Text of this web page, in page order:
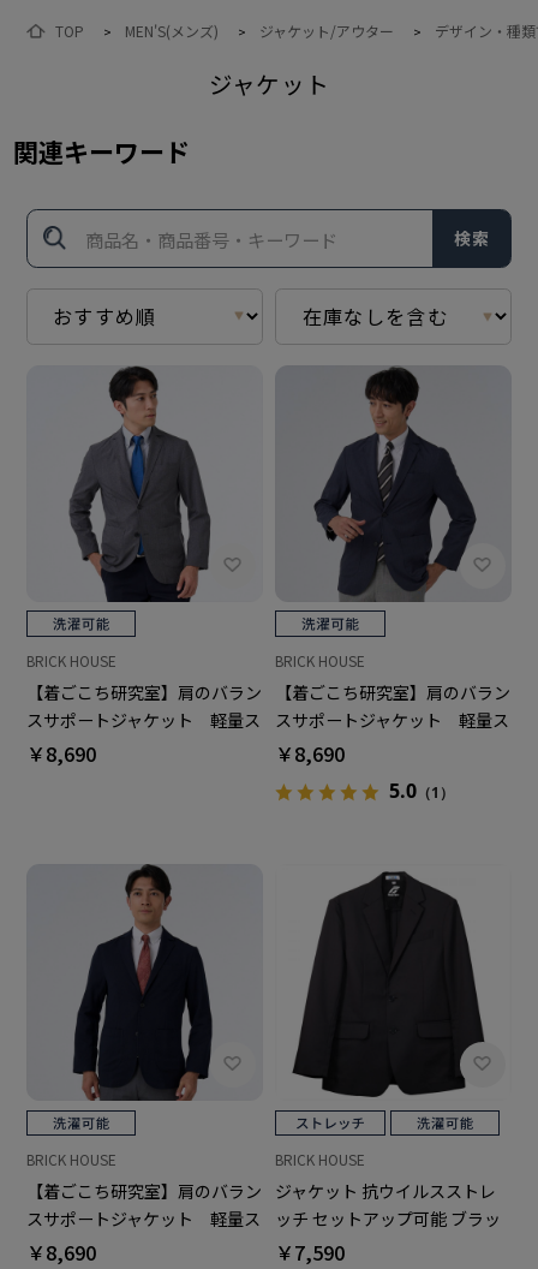
TOP > MEN'S(メンズ) > ジャケット/アウター > デザイン・種
ジャケット
関連キーワード
検索
BRICK HOUSE
【着ごこち研究室】肩のバラン
スサポートジャケット 軽量ス
トレッチ グレー メンズ
￥8,690
BRICK HOUSE
【着ごこち研究室】肩のバラン
スサポートジャケット 軽量ス
トレッチ ネイビー メンズ
￥8,690
5.0 （1）
BRICK HOUSE
【着ごこち研究室】肩のバラン
スサポートジャケット 軽量ス
トレッチ 濃ネイビー メンズ
￥8,690
BRICK HOUSE
ジャケット 抗ウイルスストレ
ッチ セットアップ可能 ブラッ
ク メンズ
￥7,590